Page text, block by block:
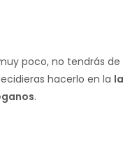
poco, no tendrás
hacerlo en la
.